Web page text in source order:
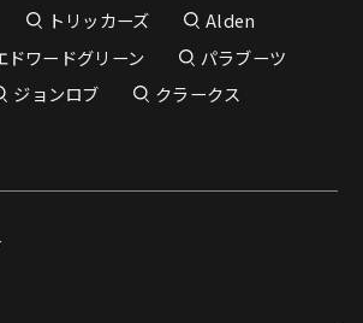
トリッカーズ
Alden
ドワードグリーン
パラブーツ
ジョンロブ
クラークス